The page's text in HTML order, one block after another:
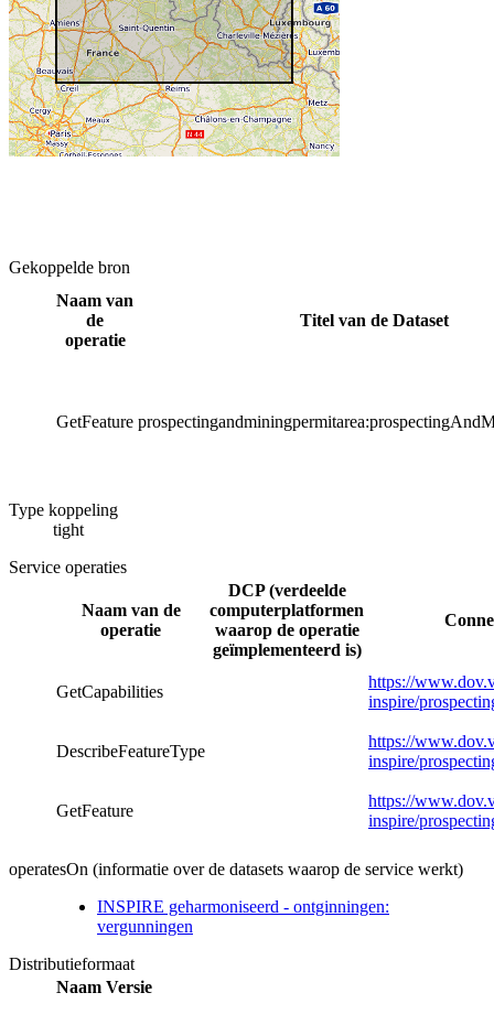
Gekoppelde bron
Naam van
de
operatie
Titel van de Dataset
GetFeature
Type koppeling
tight
Service operaties
Naam van de
operatie
DCP (verdeelde
computerplatformen
waarop de operatie
geïmplementeerd is)
GetCapabilities
https://
inspire/
DescribeFeatureType
https://
inspire/
GetFeature
https://
inspire/
operatesOn (informatie over de datasets waarop de service werkt)
INSPIRE geharmoniseerd - ontginningen:
vergunningen
Distributieformaat
Naam Versie